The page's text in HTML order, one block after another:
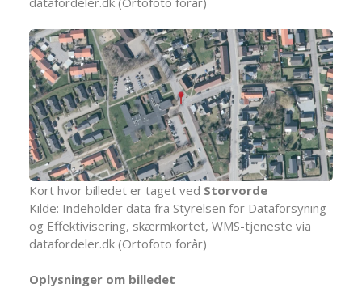
Kort hvor billedet er taget ved Storvorde
Kilde: Indeholder data fra Styrelsen for Dataforsyning
og Effektivisering, skærmkortet, WMS-tjeneste via
datafordeler.dk (Ortofoto forår)
Oplysninger om billedet